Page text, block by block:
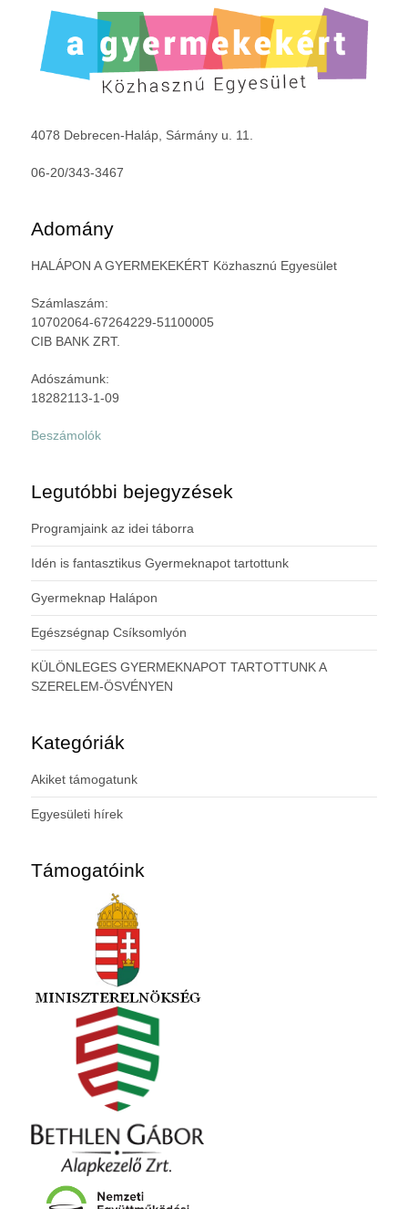
4078 Debrecen-Haláp, Sármány u. 11.
06-20/343-3467
Adomány
HALÁPON A GYERMEKEKÉRT Közhasznú Egyesület
Számlaszám:
10702064-67264229-51100005
CIB BANK ZRT.
Adószámunk:
18282113-1-09
Beszámolók
Legutóbbi bejegyzések
Programjaink az idei táborra
Idén is fantasztikus Gyermeknapot tartottunk
Gyermeknap Halápon
Egészségnap Csíksomlyón
KÜLÖNLEGES GYERMEKNAPOT TARTOTTUNK A
SZERELEM-ÖSVÉNYEN
Kategóriák
Akiket támogatunk
Egyesületi hírek
Támogatóink